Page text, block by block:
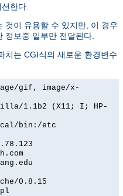
한다.
것이 유용할 수 있지만, 이 경우
정보중 일부만 전달된다.
치는 CGI식의 새로운 환경변수
image/gif, image/x-
1.1b2 (X11; I; HP-
bin:/etc
0.8.15